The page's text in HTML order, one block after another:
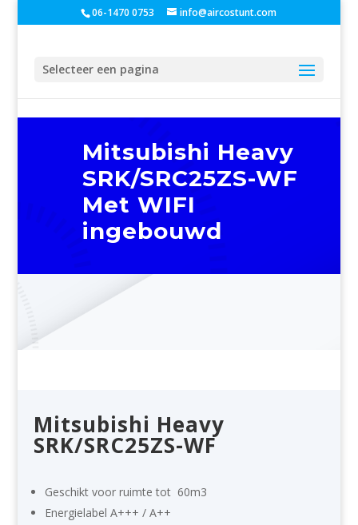
06-1470 0753 info@aircostunt.com
Selecteer een pagina
Mitsubishi Heavy
SRK/SRC25ZS-WF
Met WIFI
ingebouwd
Mitsubishi Heavy
SRK/SRC25ZS-WF
Geschikt voor ruimte tot 60m3
EnergielabelA+++ / A++